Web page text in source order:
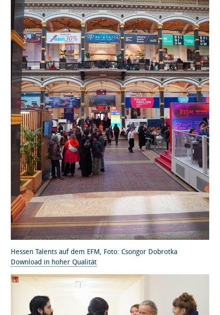
Hessen Talents auf dem EFM, Foto: Csongor Dobrotka
Download in hoher Qualität